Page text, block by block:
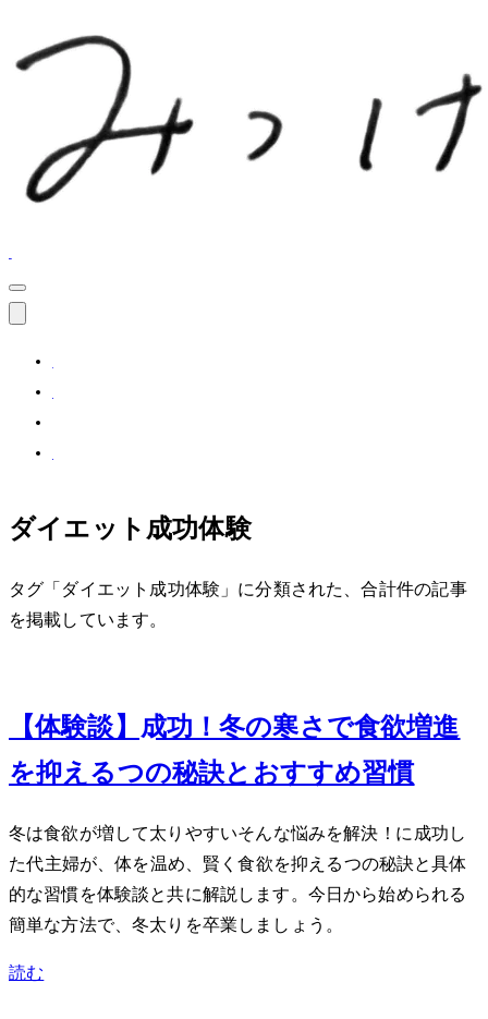
ダイエット 成功体験
タグ「ダイエット 成功体験」に分類された、合計 1 件の記事
を掲載しています。
【体験談】-10kg成功！冬の寒さで食欲増進
を抑える3つの秘訣とおすすめ習慣
冬は食欲が増して太りやすい…そんな悩みを解決！-10kgに成功し
た40代主婦が、体を温め、賢く食欲を抑える3つの秘訣と具体
的な習慣を体験談と共に解説します。今日から始められる
簡単な方法で、冬太りを卒業しましょう。
読む